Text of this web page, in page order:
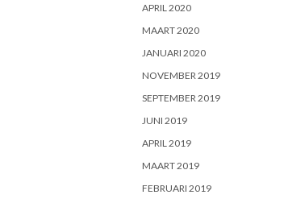
APRIL 2020
MAART 2020
JANUARI 2020
NOVEMBER 2019
SEPTEMBER 2019
JUNI 2019
APRIL 2019
MAART 2019
FEBRUARI 2019